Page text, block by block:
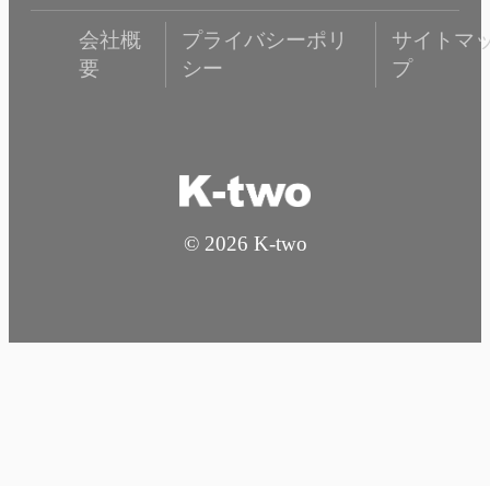
会社概
要
プライバシーポリ
シー
サイトマ
プ
© 2026 K-two